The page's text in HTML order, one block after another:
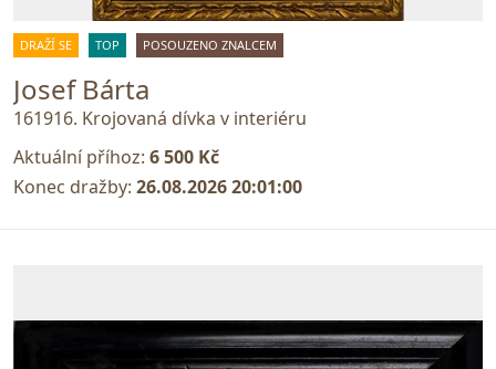
DRAŽÍ SE TOP POSOUZENO ZNALCEM
Josef Bárta
161916. Krojovaná dívka v interiéru
Aktuální příhoz: 6 500 Kč
Konec dražby: 26.08.2026 20:01:00